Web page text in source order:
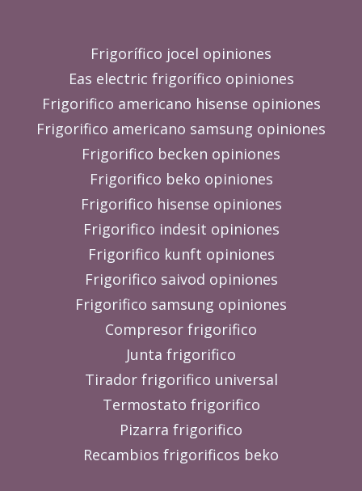
Frigorífico jocel opiniones
Eas electric frigorífico opiniones
Frigorifico americano hisense opiniones
Frigorifico americano samsung opiniones
Frigorifico becken opiniones
Frigorifico beko opiniones
Frigorifico hisense opiniones
Frigorifico indesit opiniones
Frigorifico kunft opiniones
Frigorifico saivod opiniones
Frigorifico samsung opiniones
Compresor frigorifico
Junta frigorifico
Tirador frigorifico universal
Termostato frigorifico
Pizarra frigorifico
Recambios frigorificos beko